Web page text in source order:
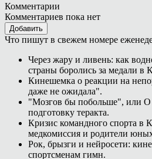
Комментарии
Комментариев пока нет
Добавить
Что пишут в свежем номере
Через жару и ливень: как
страны боролись за медали в
Кинешемка о реакции на
даже не ожидала".
"Мозгов бы побольше", или О
подготовку теракта.
Кризис командного спорта в
медкомиссия и родители
Рок, брызги и нейросети:
спортсменам гимн.